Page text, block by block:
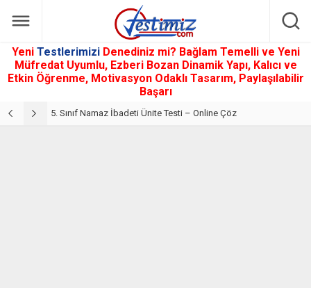
Yeni Testlerimizi Denediniz mi? Bağlam Temelli ve Yeni
Müfredat Uyumlu, Ezberi Bozan Dinamik Yapı, Kalıcı ve
Etkin Öğrenme, Motivasyon Odaklı Tasarım, Paylaşılabilir
Başarı
5. Sınıf Namaz İbadeti Ünite Testi – Online Çöz